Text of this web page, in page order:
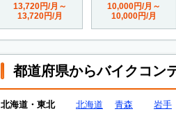
13,720円/月～
13,720円/月
10,000円/月～
10,000円/月
都道府県からバイクコン
北海道・東北 北海道 青森 岩手